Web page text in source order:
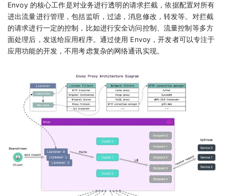
Envoy 的核心工作是对业务进行透明的请求拦截，依据配置对所有
进出流量进行管理，包括监听，过滤，消息修改，转发等。对拦截
的请求进行一定的控制，比如进行安全访问控制、流量控制等多方
面处理后，发送给应用程序。通过使用 Envoy，开发者可以专注于
应用功能的开发，不用考虑复杂的网络通讯实现。